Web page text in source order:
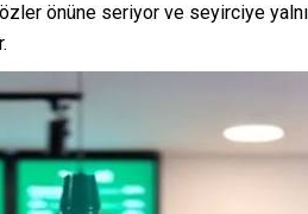
önüne seriyor ve seyirciye